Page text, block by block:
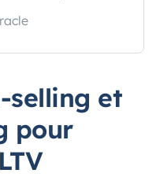
selling et
pour